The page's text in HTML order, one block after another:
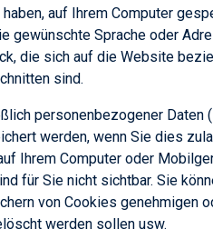
auf Ihrem Computer
gewünschte Sprache oder
die sich auf die Website
sind.
personenbezogener Daten
werden, wenn Sie dies
Ihrem Computer oder
für Sie nicht sichtbar. Sie
von Cookies genehmigen
werden sollen usw.